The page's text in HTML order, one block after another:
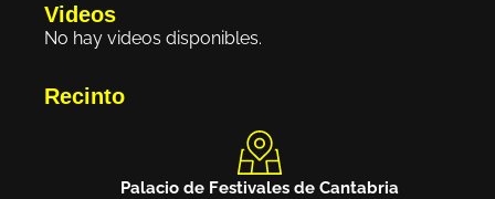
Videos
No hay videos disponibles.
Recinto
Palacio de Festivales de Cantabria